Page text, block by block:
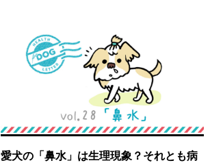
愛犬の「鼻水」は生理現象？それとも病